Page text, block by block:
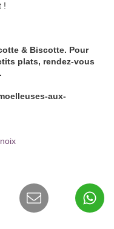
!
& Biscotte. Pour
plats, rendez-vous
.
aux-